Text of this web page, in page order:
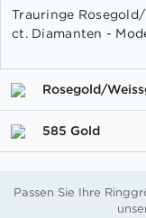
der
Bildgalerie
Trauringe
ct. Diamanten -
Rosegold/
585 Gold
Passen Sie Ihre